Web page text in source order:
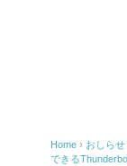
Home › おしらせ
できる